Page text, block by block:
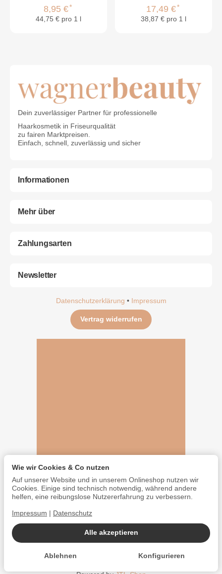
8,95 €*
44,75 € pro 1 l
17,49 €*
38,87 € pro 1 l
Dein zuverlässiger Partner für professionelle
Haarkosmetik in Friseurqualität
zu fairen Marktpreisen.
Einfach, schnell, zuverlässig und sicher
Informationen
Mehr über
Zahlungsarten
Newsletter
Datenschutzerklärung • Impressum
Vertrag widerrufen
Alle akzeptieren
Ablehnen Konfigurieren
Wie wir Cookies & Co nutzen
Auf unserer Website und in unserem Onlineshop nutzen wir
Cookies. Einige sind technisch notwendig, während andere
helfen, eine reibungslose Nutzererfahrung zu verbessern.
Impressum Datenschutz